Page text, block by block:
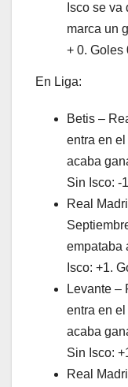
Isco se
marca un
+ 0. Goles
En Liga:
Betis –
entra en
acaba
Sin Isco: -
Real
empataba
Isco: +1.
Levante –
entra en
acaba
Sin Isco:
Real